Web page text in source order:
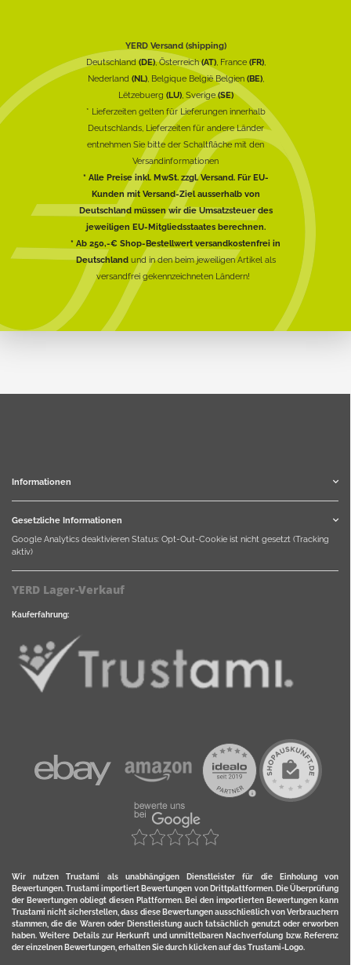
YERD Versand (shipping)
Deutschland(DE), Österreich(AT), France (FR),
Nederland (NL), Belgique België Belgien (BE),
Lëtzebuerg (LU), Sverige(SE)
* Lieferzeiten gelten für Lieferungen innerhalb
Deutschlands, Lieferzeiten für andere Länder
entnehmen Sie bitte der Schaltfläche mit den
Versandinformationen
* Alle Preise inkl. MwSt. zzgl. Versand. Für EU-
Kunden mit Versand-Ziel ausserhalb von
Deutschland müssen wir die Umsatzsteuer des
jeweiligen EU-Mitgliedsstaates berechnen.
* Ab 250,-€ Shop-Bestellwert versandkostenfrei in
Deutschlandund in den beim jeweiligen Artikel als
versandfrei gekennzeichneten Ländern!
Informationen
Gesetzliche Informationen
Google Analytics deaktivieren Status: Opt-Out-Cookie ist nicht gesetzt (Tracking
aktiv)
YERD Lager-Verkauf
Kauferfahrung:
Wir nutzen Trustami als unabhängigen Dienstleister für die Einholung von
Bewertungen. Trustami importiert Bewertungen von Drittplattformen. Die Überprüfung
der Bewertungen obliegt diesen Plattformen. Bei den importierten Bewertungen kann
Trustami nicht sicherstellen, dass diese Bewertungen ausschließlich von Verbrauchern
stammen, die die Waren oder Dienstleistung auch tatsächlich genutzt oder erworben
haben. Weitere Details zur Herkunft und unmittelbaren Nachverfolung bzw. Referenz
der einzelnen Bewertungen, erhalten Sie durch klicken auf das Trustami-Logo.